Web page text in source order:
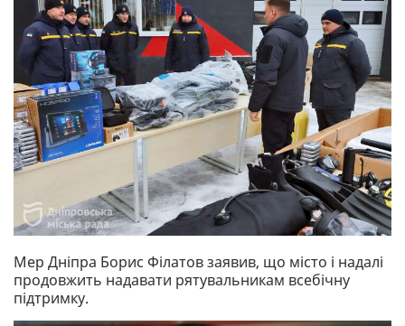
Мер Дніпра Борис Філатов заявив, що місто і надалі
продовжить надавати рятувальникам всебічну
підтримку.